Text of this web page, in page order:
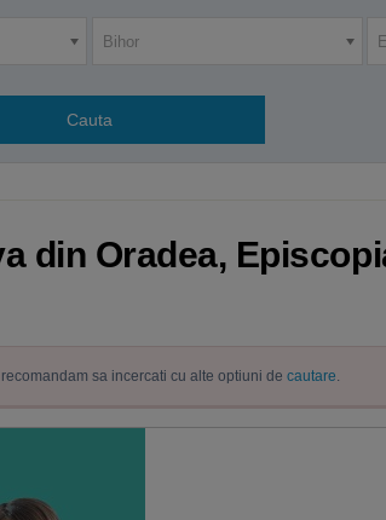
Bihor
din Oradea,
sa incercati cu alte optiuni de cautare.